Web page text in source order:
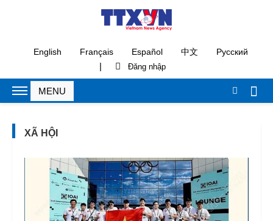
English Français Español 中文 Русский
|
XÃ HỘI